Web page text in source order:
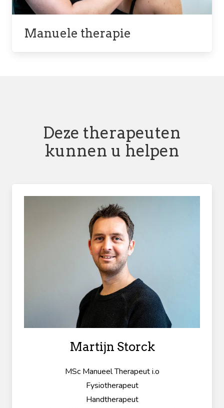
Manuele therapie
Deze therapeuten
kunnen u helpen
Martijn Storck
MSc Manueel Therapeut i.o
Fysiotherapeut
Handtherapeut